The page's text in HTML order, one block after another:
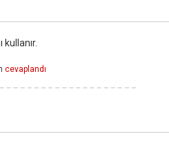
cevaplandı